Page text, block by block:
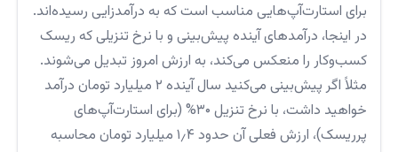
برای استارت‌آپ‌هایی مناسب است که به درآمدزایی رسیده‌اند.
در اینجا، درآمدهای آینده پیش‌بینی و با نرخ تنزیلی که ریسک
کسب‌وکار را منعکس می‌کند، به ارزش امروز تبدیل می‌شوند.
مثلاً اگر پیش‌بینی می‌کنید سال آینده ۲ میلیارد تومان درآمد
خواهید داشت، با نرخ تنزیل ۳۰% (برای استارت‌آپ‌های
پرریسک)، ارزش فعلی آن حدود ۱٫۴ میلیارد تومان محاسبه